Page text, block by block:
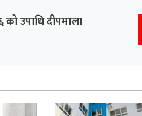
उपाधि दीपमाला